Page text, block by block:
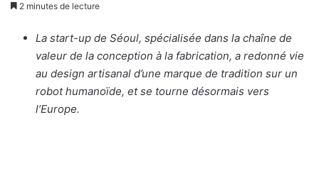
o
y
e
2 minutes de lecture
La start-up de Séoul, spécialisée dans la chaîne de
valeur de la conception à la fabrication, a redonné vie
au design artisanal d’une marque de tradition sur un
robot humanoïde, et se tourne désormais vers
l’Europe.